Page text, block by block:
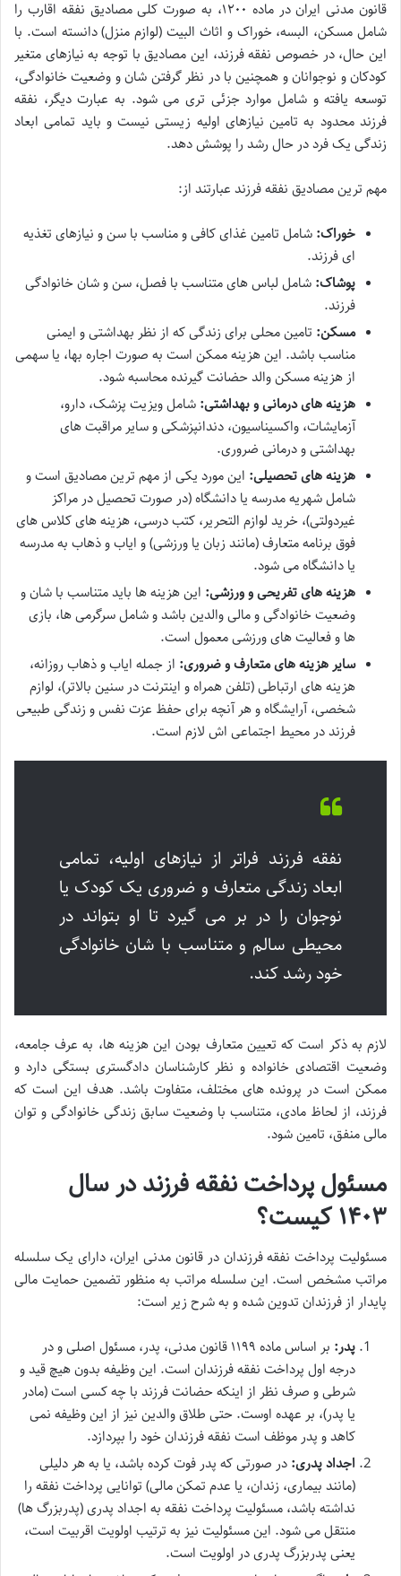
قانون مدنی ایران در ماده ۱۲۰۰، به صورت کلی مصادیق نفقه اقارب را
شامل مسکن، البسه، خوراک و اثاث البیت (لوازم منزل) دانسته است. با
این حال، در خصوص نفقه فرزند، این مصادیق با توجه به نیازهای متغیر
کودکان و نوجوانان و همچنین با در نظر گرفتن شان و وضعیت خانوادگی،
توسعه یافته و شامل موارد جزئی تری می شود. به عبارت دیگر، نفقه
فرزند محدود به تامین نیازهای اولیه زیستی نیست و باید تمامی ابعاد
زندگی یک فرد در حال رشد را پوشش دهد.
مهم ترین مصادیق نفقه فرزند عبارتند از:
خوراک: شامل تامین غذای کافی و مناسب با سن و نیازهای تغذیه
ای فرزند.
پوشاک: شامل لباس های متناسب با فصل، سن و شان خانوادگی
فرزند.
مسکن: تامین محلی برای زندگی که از نظر بهداشتی و ایمنی
مناسب باشد. این هزینه ممکن است به صورت اجاره بها، یا سهمی
از هزینه مسکن والد حضانت گیرنده محاسبه شود.
هزینه های درمانی و بهداشتی: شامل ویزیت پزشک، دارو،
آزمایشات، واکسیناسیون، دندانپزشکی و سایر مراقبت های
بهداشتی و درمانی ضروری.
هزینه های تحصیلی: این مورد یکی از مهم ترین مصادیق است و
شامل شهریه مدرسه یا دانشگاه (در صورت تحصیل در مراکز
غیردولتی)، خرید لوازم التحریر، کتب درسی، هزینه های کلاس های
فوق برنامه متعارف (مانند زبان یا ورزشی) و ایاب و ذهاب به مدرسه
یا دانشگاه می شود.
هزینه های تفریحی و ورزشی: این هزینه ها باید متناسب با شان و
وضعیت خانوادگی و مالی والدین باشد و شامل سرگرمی ها، بازی
ها و فعالیت های ورزشی معمول است.
سایر هزینه های متعارف و ضروری: از جمله ایاب و ذهاب روزانه،
هزینه های ارتباطی (تلفن همراه و اینترنت در سنین بالاتر)، لوازم
شخصی، آرایشگاه و هر آنچه برای حفظ عزت نفس و زندگی طبیعی
فرزند در محیط اجتماعی اش لازم است.
نفقه فرزند فراتر از نیازهای اولیه، تمامی
ابعاد زندگی متعارف و ضروری یک کودک یا
نوجوان را در بر می گیرد تا او بتواند در
محیطی سالم و متناسب با شان خانوادگی
خود رشد کند.
لازم به ذکر است که تعیین متعارف بودن این هزینه ها، به عرف جامعه،
وضعیت اقتصادی خانواده و نظر کارشناسان دادگستری بستگی دارد و
ممکن است در پرونده های مختلف، متفاوت باشد. هدف این است که
فرزند، از لحاظ مادی، متناسب با وضعیت سابق زندگی خانوادگی و توان
مالی منفق، تامین شود.
مسئول پرداخت نفقه فرزند در سال
۱۴۰۳ کیست؟
مسئولیت پرداخت نفقه فرزندان در قانون مدنی ایران، دارای یک سلسله
مراتب مشخص است. این سلسله مراتب به منظور تضمین حمایت مالی
پایدار از فرزندان تدوین شده و به شرح زیر است:
پدر:
بر اساس ماده ۱۱۹۹ قانون مدنی، پدر، مسئول اصلی و در
درجه اول پرداخت نفقه فرزندان است. این وظیفه بدون هیچ قید و
شرطی و صرف نظر از اینکه حضانت فرزند با چه کسی است (مادر
یا پدر)، بر عهده اوست. حتی طلاق والدین نیز از این وظیفه نمی
کاهد و پدر موظف است نفقه فرزندان خود را بپردازد.
اجداد پدری: در صورتی که پدر فوت کرده باشد، یا به هر دلیلی
(مانند بیماری، زندان، یا عدم تمکن مالی) توانایی پرداخت نفقه را
نداشته باشد، مسئولیت پرداخت نفقه به اجداد پدری (پدربزرگ ها)
منتقل می شود. این مسئولیت نیز به ترتیب اولویت اقربیت است،
یعنی پدربزرگ پدری در اولویت است.